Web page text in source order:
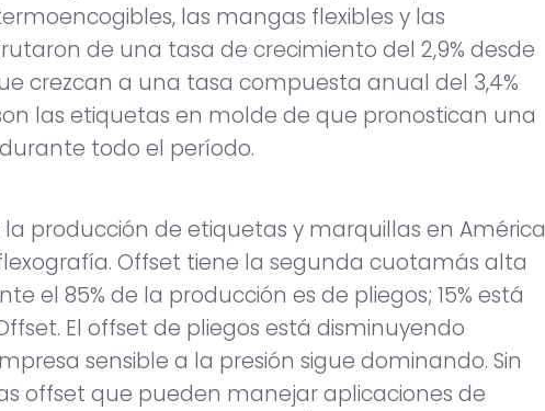
las mangas flexibles y las
de una tasa de crecimiento del 2,9% desde
crezcan a una tasa compuesta anual del 3,4%
las etiquetas en molde de que pronostican una
todo el período.
producción de etiquetas y marquillas en América
Offset tiene la segunda cuotamás alta
el 85% de la producción es de pliegos; 15% está
El offset de pliegos está disminuyendo
sensible a la presión sigue dominando. Sin
offset que pueden manejar aplicaciones de